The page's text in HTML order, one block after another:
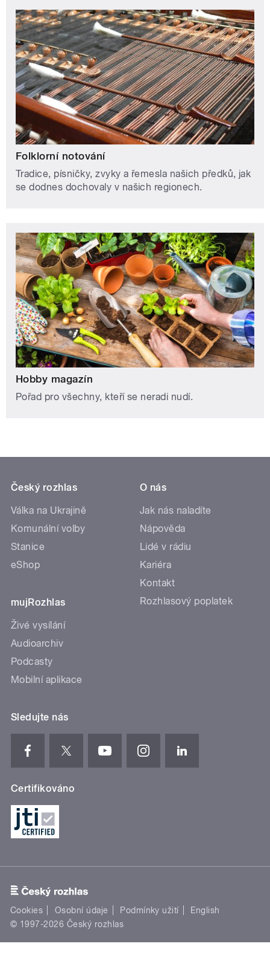
Folklorní notování
Tradice, písničky, zvyky a řemesla našich předků, jak
se dodnes dochovaly v našich regionech.
Hobby magazín
Pořad pro všechny, kteří se neradi nudí.
Český rozhlas
Válka na Ukrajině
Komunální volby
Stanice
eShop
mujRozhlas
Živé vysílání
Audioarchiv
Podcasty
Mobilní aplikace
O nás
Jak nás naladíte
Nápověda
Lidé v rádiu
Kariéra
Kontakt
Rozhlasový poplatek
Sledujte nás
Certifikováno
Cookies Osobní údaje Podmínky užití
English
© 1997-2026 Český rozhlas